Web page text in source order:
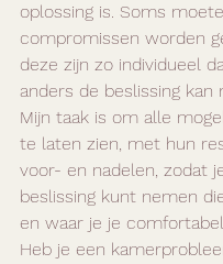
oplossing is. Soms
compromissen worden
deze zijn zo individueel
anders de beslissing kan
Mijn taak is om alle
te laten zien, met hun
voor- en nadelen, zodat
beslissing kunt nemen
en waar je je
Heb je een